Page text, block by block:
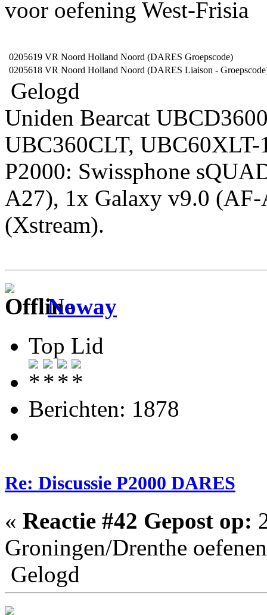
voor oefening West-Frisia
0205619 VR Noord Holland Noord (DARES Groepscode)
0205618 VR Noord Holland Noord (DARES Liaison -
Gelogd
Uniden Bearcat
UBC360CLT,
P2000: Swissphone
A27), 1x Galaxy v9.0
(Xstream).
Noway
Top Lid
Berichten: 1878
Re: Discussie P2000 DARES
« Reactie #42 Gepost op:
Groningen/Drenthe
Gelogd